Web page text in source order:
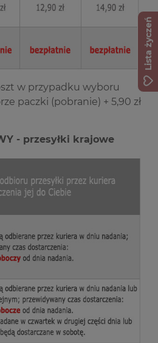
w przypadku wyboru
paczki (pobranie) + 5,90 zł
- przesyłki krajowe
Lista życzeń